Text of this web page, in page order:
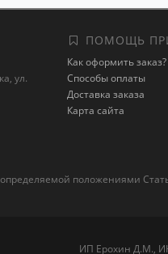
ул.
ПОМОЩЬ
Как оформить заказ?
Способы оплаты
Доставка заказа
Карта сайта
положениями
ИП Ерохин Д.М.,